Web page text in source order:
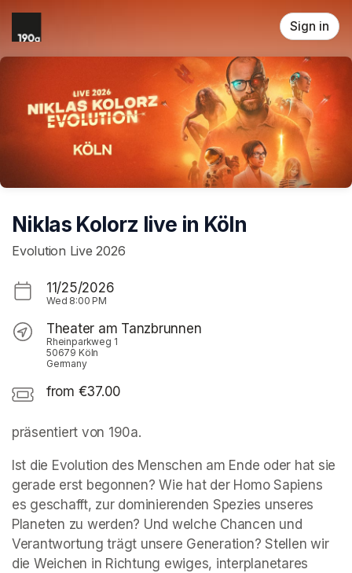
Skip header
Sign in
Niklas Kolorz live in Köln
Evolution Live 2026
11/25/2026
Wed 8:00 PM
Theater am Tanzbrunnen
Rheinparkweg 1
50679 Köln
Germany
from €37.00
präsentiert von 190a.
Ist die Evolution des Menschen am Ende oder hat sie
gerade erst begonnen? Wie hat der Homo Sapiens
es geschafft, zur dominierenden Spezies unseres
Planeten zu werden? Und welche Chancen und
Verantwortung trägt unsere Generation? Stellen wir
die Weichen in Richtung ewiges, interplanetares